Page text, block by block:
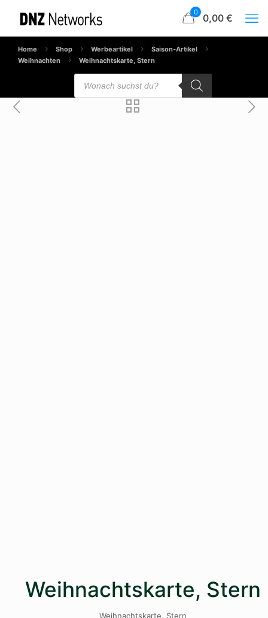
0 0,00 €
Home Shop Werbeartikel
Saison-Artikel
Weihnachten
Weihnachtskarte, Stern
Products
search
Weihnachtskarte, Stern
Weihnachtskarte, Stern